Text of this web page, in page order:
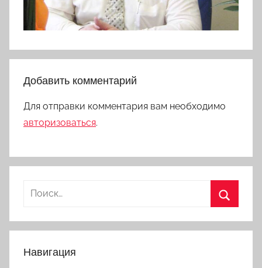
Добавить комментарий
Для отправки комментария вам необходимо
авторизоваться.
Найти:
Навигация